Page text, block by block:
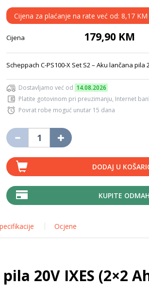
Cijena za plaćanje na rate već od: 8,17
Cijena 179,90 KM
Scheppach C-PS100-X Set S2 – Aku lančana pila
Dostavljamo već od 14.08.2026
Platite gotovinom pri preuzimanju, Internet
Povrat robe moguć unutar 15 dana
DODAJ U
KUPITE ODMAH
Ocjene
20V IXES (2×2